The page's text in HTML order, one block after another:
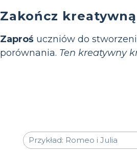
Zakończ
Zaproś uczniów do
porównania. Ten kreatywny